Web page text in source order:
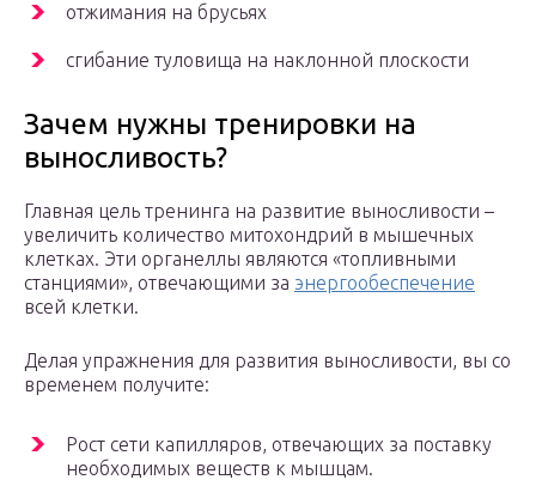
отжимания на брусьях
сгибание туловища на наклонной плоскости
Зачем нужны тренировки на
выносливость?
Главная цель тренинга на развитие выносливости –
увеличить количество митохондрий в мышечных
клетках. Эти органеллы являются «топливными
станциями», отвечающими за энергообеспечение
всей клетки.
Делая упражнения для развития выносливости, вы со
временем получите:
Рост сети капилляров, отвечающих за поставку
необходимых веществ к мышцам.